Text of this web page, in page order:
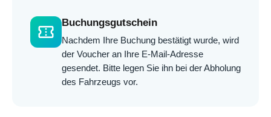
confirmation_number
Buchungsgutschein
Nachdem Ihre Buchung bestätigt wurde, wird
der Voucher an Ihre E-Mail-Adresse
gesendet. Bitte legen Sie ihn bei der Abholung
des Fahrzeugs vor.